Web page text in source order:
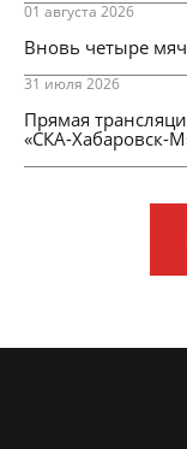
01 августа 2026
Вновь четыре
31 июля 2026
Прямая
«СКА-Хабаровск-